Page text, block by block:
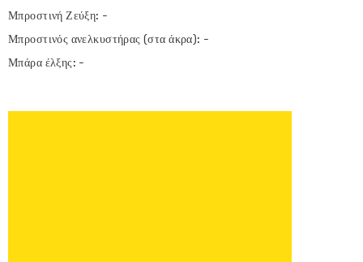
Μπροστινή Ζεύξη: -
Μπροστινός ανελκυστήρας (στα άκρα): -
Μπάρα έλξης: -